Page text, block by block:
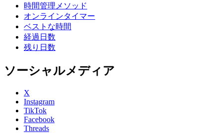
時間管理メソッド
オンラインタイマー
ベストな時間
経過日数
残り日数
ソーシャルメディア
X
Instagram
TikTok
Facebook
Threads